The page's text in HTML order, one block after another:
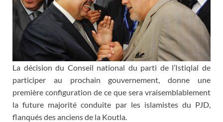
La décision du Conseil national du parti de l’Istiqlal de
participer au prochain gouvernement, donne une
première configuration de ce que sera vraisemblablement
la future majorité conduite par les islamistes du PJD,
flanqués des anciens de la Koutla.